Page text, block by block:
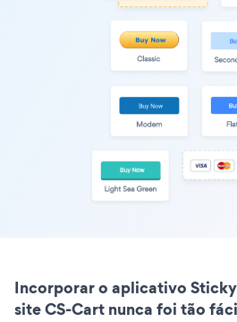
Incorporar o aplicativo
site CS-Cart nunca foi tão